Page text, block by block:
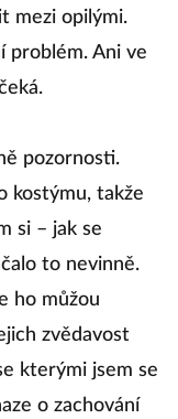
mezi opilými.
problém. Ani ve
pozornosti.
kostýmu, takže
si – jak se
to nevinně.
ho můžou
zvědavost
kterými jsem se
o zachování